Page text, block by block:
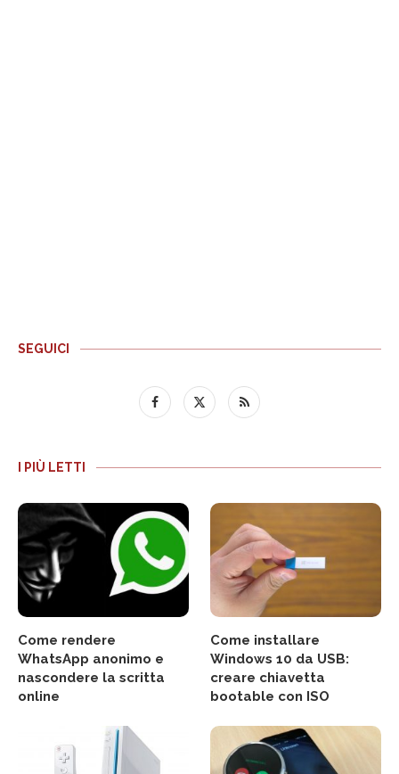
SEGUICI
I PIÙ LETTI
Come rendere
WhatsApp anonimo e
nascondere la scritta
online
Come installare
Windows 10 da USB:
creare chiavetta
bootable con ISO